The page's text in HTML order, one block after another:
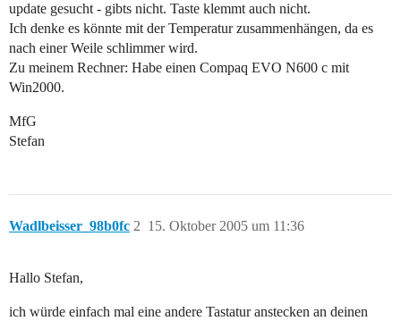
update gesucht - gibts nicht. Taste klemmt auch nicht.
Ich denke es könnte mit der Temperatur zusammenhängen, da es
nach einer Weile schlimmer wird.
Zu meinem Rechner: Habe einen Compaq EVO N600 c mit
Win2000.
MfG
Stefan
Wadlbeisser_98b0fc 15. Oktober 2005 um 11:36
2
Hallo Stefan,
ich würde einfach mal eine andere Tastatur anstecken an deinen